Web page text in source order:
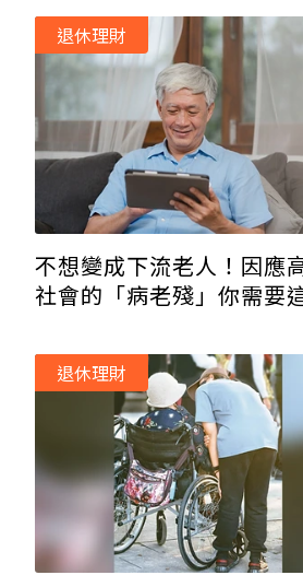
不想變成下流老人！因應
社會的「病老殘」你需要
退休理財
退休理財